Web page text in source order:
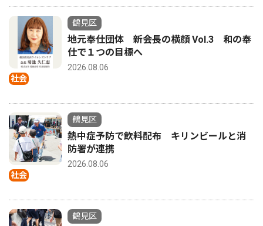
社会
鶴見区
地元奉仕団体 新会長の横顔 Vol.3 和の奉
仕で１つの目標へ
2026.08.06
社会
鶴見区
熱中症予防で飲料配布 キリンビールと消
防署が連携
2026.08.06
鶴見区